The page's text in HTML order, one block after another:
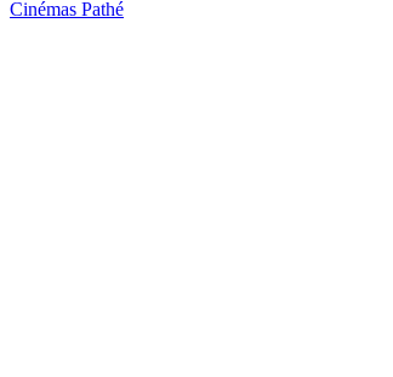
Cinémas Pathé